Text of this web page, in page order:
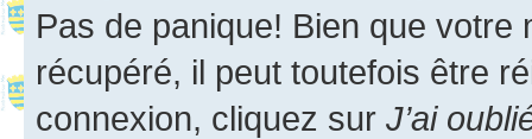
Pas de panique! Bien que
récupéré, il peut toutefois être
connexion, cliquez sur J’ai